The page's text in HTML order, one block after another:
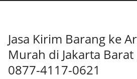
Jasa Kirim Barang ke
Murah di Jakarta
0877-4117-0621